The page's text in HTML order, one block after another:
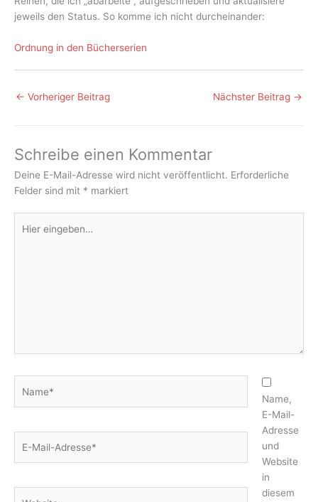
jeweils den Status. So komme ich nicht durcheinander:
Ordnung in den Bücherserien
← Vorheriger Beitrag Nächster Beitrag →
Schreibe einen Kommentar
Deine E-Mail-Adresse wird nicht veröffentlicht. Erforderliche
Felder sind mit * markiert
eingeben…
Mail-
Name,
E-Mail-
Adresse
und
Website
in
diesem